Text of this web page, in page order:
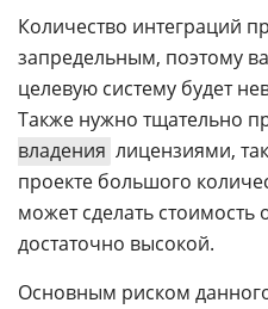
Количество интеграций
запредельным, поэтому
целевую систему будет
Также нужно тщательно
владения лицензиями,
проекте большого
может сделать
достаточно высокой.
Основным риском